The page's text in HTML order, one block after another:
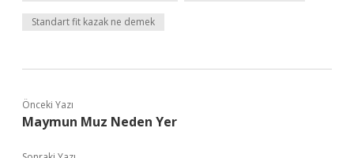
Standart fit kazak ne demek
Önceki Yazı
Maymun Muz Neden Yer